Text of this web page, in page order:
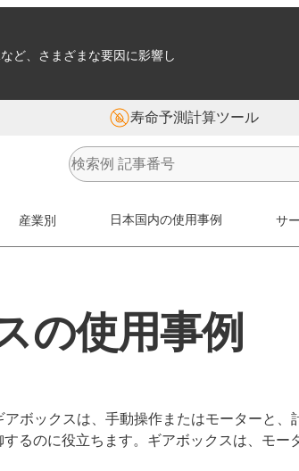
ど、さまざまな要因に影響し
寿命予測計算ツール
産業別 日本国内の使用事例 サ
の使用事例
ボックスは、手動操作またはモーターと
るのに役立ちます。ギアボックスは、モ